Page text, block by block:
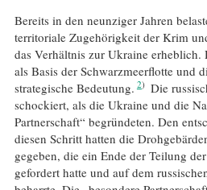
Bereits in den neunziger Jahren
territoriale Zugehörigkeit der Krim
das Verhältnis zur Ukraine erheblich.
als Basis der Schwarzmeerflotte und
strategische Bedeutung. 2
Die
schockiert, als die Ukraine und die
Partnerschaft“ begründeten. Den
diesen Schritt hatten die
gegeben, die ein Ende der Teilung
gefordert hatte und auf dem